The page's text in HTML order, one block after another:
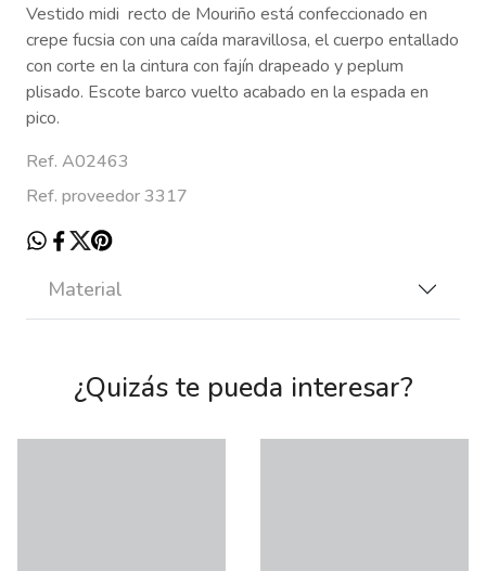
Vestido midi recto de Mouriño está confeccionado en
crepe fucsia con una caída maravillosa, el cuerpo entallado
con corte en la cintura con fajín drapeado y peplum
plisado. Escote barco vuelto acabado en la espada en
pico.
Ref. A02463
Ref. proveedor 3317
Material
¿Quizás te pueda interesar?